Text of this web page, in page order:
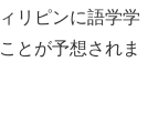
リピンに語学学
とが予想されま